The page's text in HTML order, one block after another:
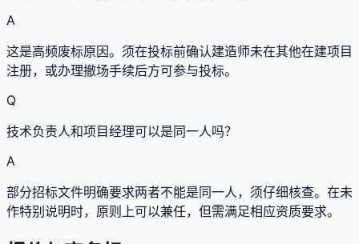
A
这是高频废标原因。须在投标前确认建造师未在其他在建项目
注册，或办理撤场手续后方可参与投标。
Q
技术负责人和项目经理可以是同一人吗？
A
部分招标文件明确要求两者不能是同一人，须仔细核查。在未
作特别说明时，原则上可以兼任，但需满足相应资质要求。